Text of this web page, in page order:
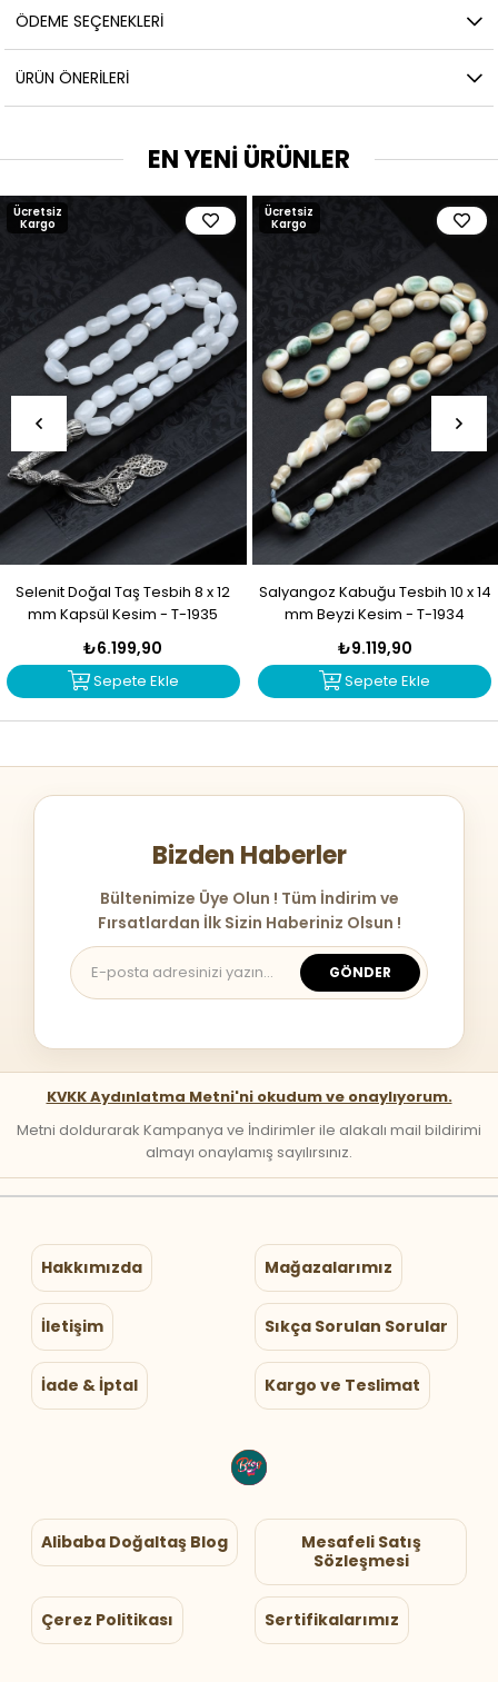
ÖDEME SEÇENEKLERI
ÜRÜN ÖNERILERI
EN YENİ ÜRÜNLER
Selenit Doğal Taş Tesbih 8 x 12
mm Kapsül Kesim - T-1935
₺6.199,90
Sepete Ekle
Ücretsiz
Kargo
Salyangoz Kabuğu Tesbih 10 x 14
mm Beyzi Kesim - T-1934
₺9.119,90
Sepete Ekle
Ücretsiz
Kargo
Bizden Haberler
Bültenimize Üye Olun ! Tüm İndirim ve
Fırsatlardan İlk Sizin Haberiniz Olsun !
GÖNDER
KVKK Aydınlatma Metni'ni okudum ve onaylıyorum.
Metni doldurarak Kampanya ve İndirimler ile alakalı mail bildirimi
almayı onaylamış sayılırsınız.
Hakkımızda Mağazalarımız
İletişim Sıkça Sorulan Sorular
İade & İptal Kargo ve Teslimat
Alibaba Doğaltaş Blog
Mesafeli Satış
Sözleşmesi
Çerez Politikası Sertifikalarımız